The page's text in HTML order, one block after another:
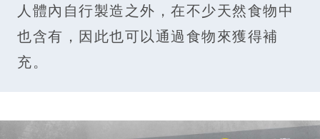
人體內自行製造之外，在不少天然食物中
也含有，因此也可以通過食物來獲得補
充。